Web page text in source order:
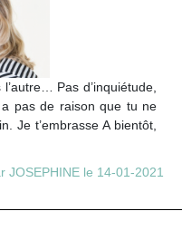
Pas d’inquiétude,
pas de raison que tu ne
Je t’embrasse A bientôt,
JOSEPHINE le 14-01-2021